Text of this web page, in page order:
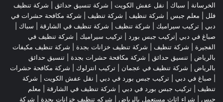
الخرسانة | سباك نقل عفش الكويت شركة تنسيق حدائق
شركة تنظيف
فلل
معلم جبس شركة تنظيف شركة تنظيف
شركة مكافحة حشرات في
دبي
تركيب سيراميك شركة تنظيف شركة تنظيف في الشارقة | سباك |
صباغ في دبي |تركيب جبس بورد | تركيب سيراميك
شركة تنظيف في
الفجيرة
شركة تنظيف شركة تنظيف خزانات بجدة
شركة تنظيف مكيفات
بالرياض
تنسيق حدائق شركة مكافحة حشرات بجدة
تنسيق حدائق
بالرياض
شركة تنظيف في عجمان | تركيب انترلوك | شركة مكافحة حشرات
صباغ في دبي تركيب جبس بورد في دبي نقل عفش الكويت
شركة
تنظيف
تركيب جبس بورد في دبي شركة تنظيف في الشارقة
معلم
جبس
شراء اثاث مستعمل بالرياض شركه تنظيف خزانات بجدة شركة